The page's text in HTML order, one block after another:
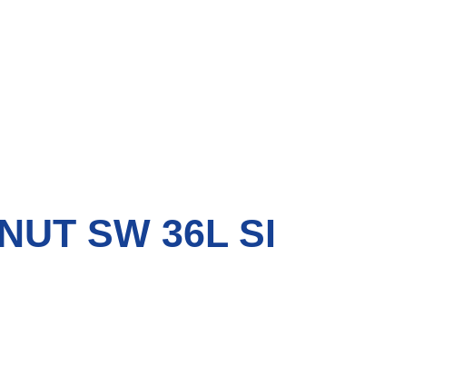
SW 36L SI